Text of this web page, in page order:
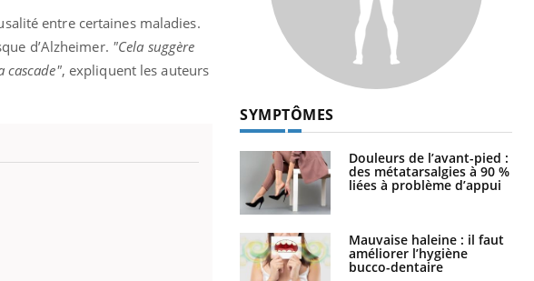
entre certaines maladies.
d’Alzheimer. "Cela suggère
cascade", expliquent les auteurs
SYMPTÔMES
Douleurs de l’avant-pied :
des métatarsalgies à 90 %
liées à problème d’appui
Mauvaise haleine : il faut
améliorer l’hygiène
bucco-dentaire